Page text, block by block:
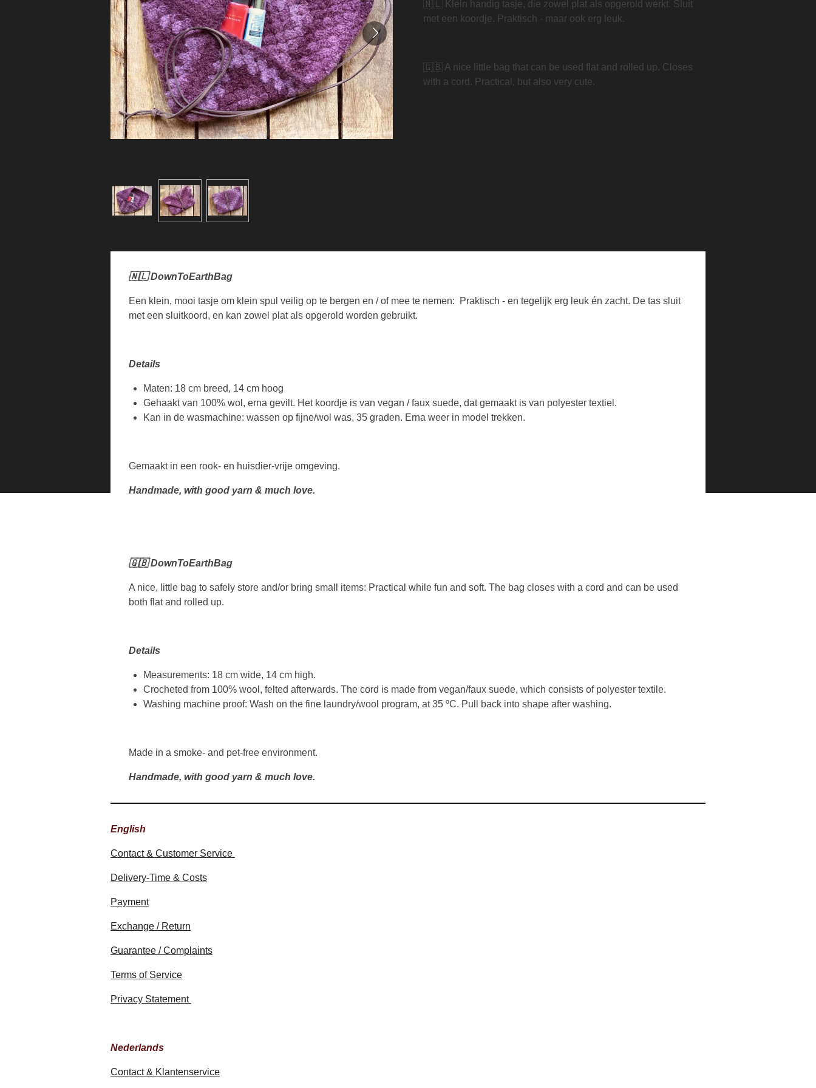
🇳🇱 Klein handig tasje, die zowel plat als opgerold werkt. Sluit
met een koordje. Praktisch - maar ook erg leuk.
🇬🇧 A nice little bag that can be used flat and rolled up. Closes
with a cord. Practical, but also very cute.
🇳🇱 DownToEarthBag
Een klein, mooi tasje om klein spul veilig op te bergen en / of mee te nemen: Praktisch - en tegelijk erg leuk én zacht. De tas sluit
met een sluitkoord, en kan zowel plat als opgerold worden gebruikt.
Details
Maten: 18 cm breed, 14 cm hoog
Gehaakt van 100% wol, erna gevilt. Het koordje is van vegan / faux suede, dat gemaakt is van polyester textiel.
Kan in de wasmachine: wassen op fijne/wol was, 35 graden. Erna weer in model trekken.
Gemaakt in een rook- en huisdier-vrije omgeving.
Handmade, with good yarn & much love.
🇬🇧 DownToEarthBag
A nice, little bag to safely store and/or bring small items: Practical while fun and soft. The bag closes with a cord and can be used
both flat and rolled up.
Details
Measurements: 18 cm wide, 14 cm high.
Crocheted from 100% wool, felted afterwards. The cord is made from vegan/faux suede, which consists of polyester textile.
Washing machine proof: Wash on the fine laundry/wool program, at 35 ºC. Pull back into shape after washing.
Made in a smoke- and pet-free environment.
Handmade, with good yarn & much love.
English
Contact & Customer Service
Delivery-Time & Costs
Payment
Exchange / Return
Guarantee / Complaints
Terms of Service
Privacy Statement
Nederlands
Contact & Klantenservice